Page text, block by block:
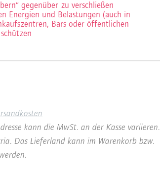
gegenüber zu verschließen
Energien und Belastungen (auch in
Bars oder öffentlichen
kann die MwSt. an der Kasse variieren.
Das Lieferland kann im Warenkorb bzw.